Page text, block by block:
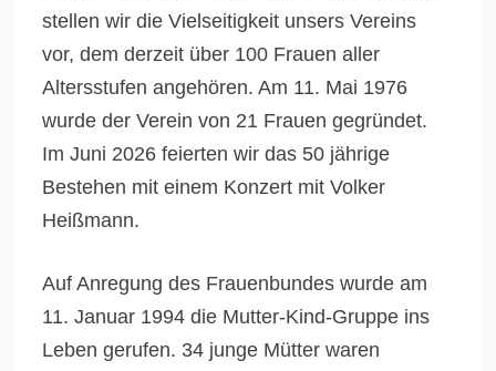
stellen wir die Vielseitigkeit unsers Vereins
vor, dem derzeit über 100 Frauen aller
Altersstufen angehören. Am 11. Mai 1976
wurde der Verein von 21 Frauen gegründet.
Im Juni 2026 feierten wir das 50 jährige
Bestehen mit einem Konzert mit Volker
Heißmann.
Auf Anregung des Frauenbundes wurde am
11. Januar 1994 die Mutter-Kind-Gruppe ins
Leben gerufen. 34 junge Mütter waren